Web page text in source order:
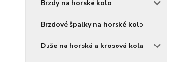
Brzdy na horské kolo
Brzdové špalky na horské kolo
Duše na horská a krosová kola